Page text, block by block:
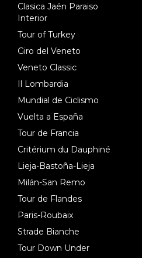
Clasica Jaén Paraiso
Interior
Tour of Turkey
Giro del Veneto
Veneto Classic
Il Lombardia
Mundial de Ciclismo
Vuelta a España
Tour de Francia
Critérium du Dauphiné
Lieja-Bastoña-Lieja
Milán-San Remo
Tour de Flandes
Paris-Roubaix
Strade Bianche
Tour Down Under